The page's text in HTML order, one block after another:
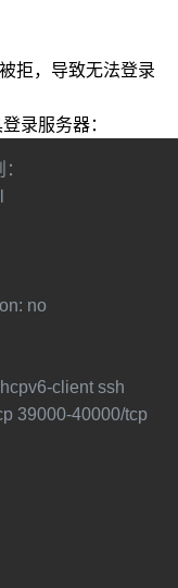
拒，导致无法登录
录服务器：
no
client ssh
tcp 39000-40000/tcp